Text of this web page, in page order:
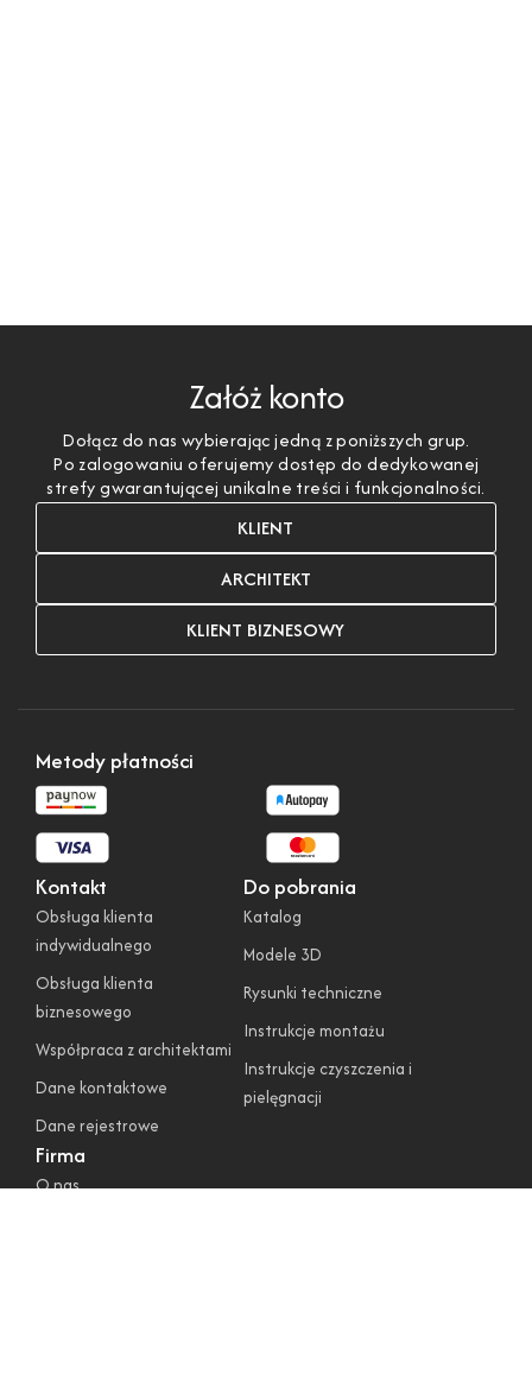
Załóż konto
Dołącz do nas wybierając jedną z poniższych grup.
Po zalogowaniu oferujemy dostęp do dedykowanej
strefy gwarantującej unikalne treści i funkcjonalności.
KLIENT
ARCHITEKT
KLIENT BIZNESOWY
Firma
O nas
Kontakt
Obsługa klienta
indywidualnego
Obsługa klienta
biznesowego
Współpraca z architektami
Dane kontaktowe
Dane rejestrowe
Do pobrania
Katalog
Modele 3D
Rysunki techniczne
Instrukcje montażu
Instrukcje czyszczenia i
pielęgnacji
Metody płatności